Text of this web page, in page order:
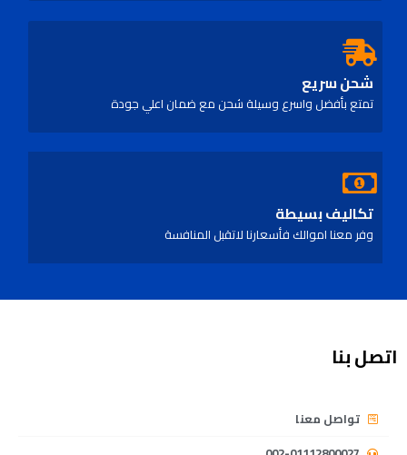
شحن سريع
تمتع بأفضل واسرع وسيلة شحن مع ضمان اعلي جودة
تكاليف بسيطة
وفر معنا اموالك فأسعارنا لاتقبل المنافسة
اتصل بنا
تواصل معنا